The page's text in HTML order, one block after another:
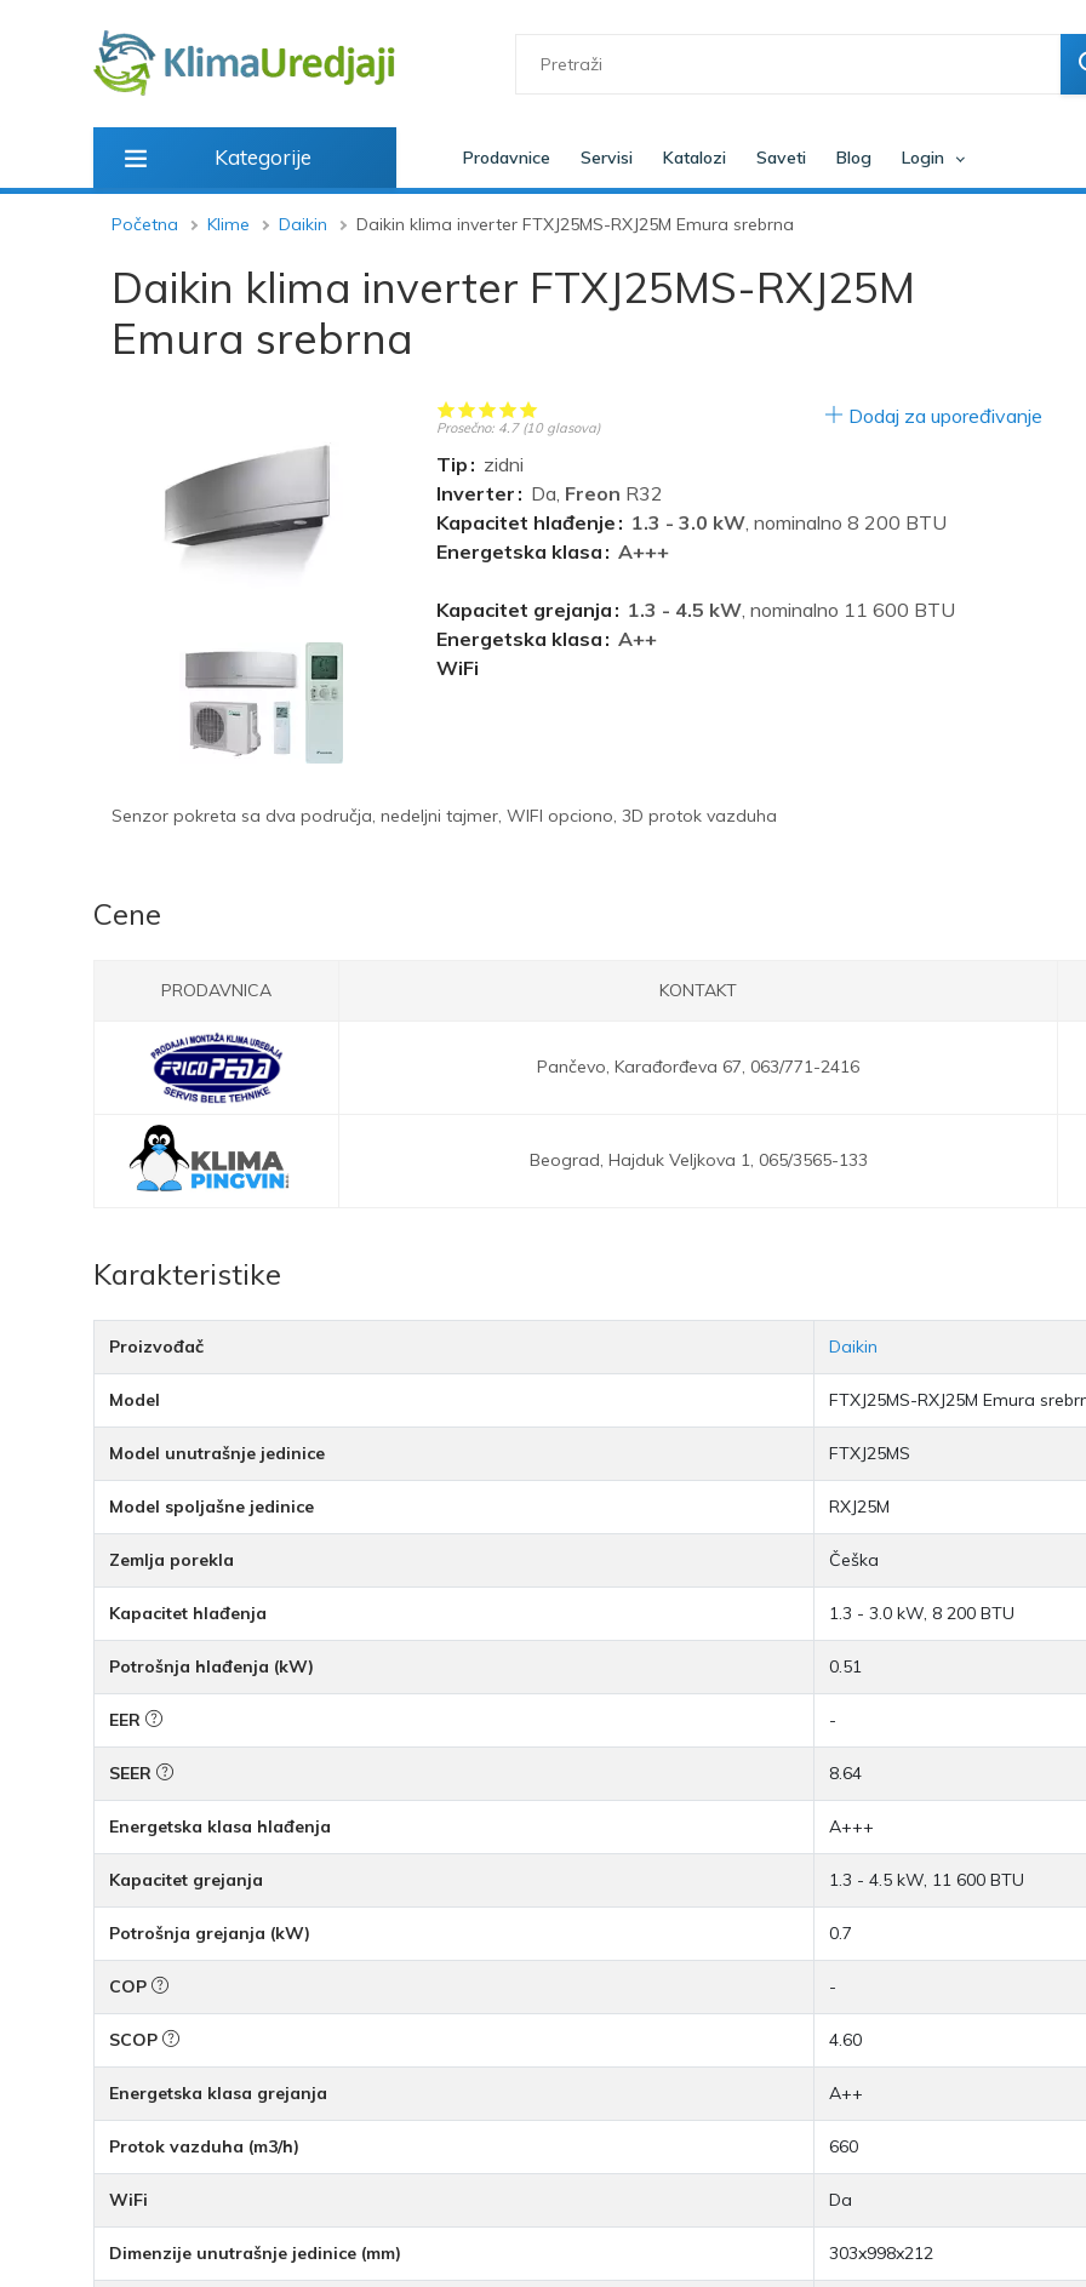
Kategorije Prodavnice Servisi Katalozi Saveti Blog Login
Početna Klime Daikin Daikin klima inverter FTXJ25MS-RXJ25M Emura srebrna
Daikin klima inverter FTXJ25MS-RXJ25M
Emura srebrna
Prosečno: 4.7 (10glasova)
Tip
zidni
Inverter
Da, Freon R32
Kapacitet hlađenje
1.3 - 3.0 kW, nominalno 8 200 BTU
Energetska klasa
A+++
Kapacitet grejanja 1.3 - 4.5 kW, nominalno 11 600 BTU
Energetska klasa
A++
WiFi
Dodaj za upoređivanje
Senzor pokreta sa dva područja, nedeljni tajmer, WIFI opciono, 3D protok vazduha
Cene
PRODAVNICA KONTAKT
Pančevo, Karađorđeva 67, 063/771-2416
Beograd, Hajduk Veljkova 1, 065/3565-133
Karakteristike
Proizvođač Daikin
Model FTXJ25MS-RXJ25M Emura
Model unutrašnje jedinice FTXJ25MS
Model spoljašne jedinice RXJ25M
Zemlja porekla Češka
Kapacitet hlađenja 1.3 - 3.0 kW, 8 200 BTU
Potrošnja hlađenja (kW) 0.51
EER -
SEER 8.64
Energetska klasa hlađenja A+++
Kapacitet grejanja 1.3 - 4.5 kW, 11 600 BTU
Potrošnja grejanja (kW) 0.7
COP -
SCOP 4.60
Energetska klasa grejanja A++
Protok vazduha (m3/h) 660
WiFi Da
Dimenzije unutrašnje jedinice (mm) 303x998x212